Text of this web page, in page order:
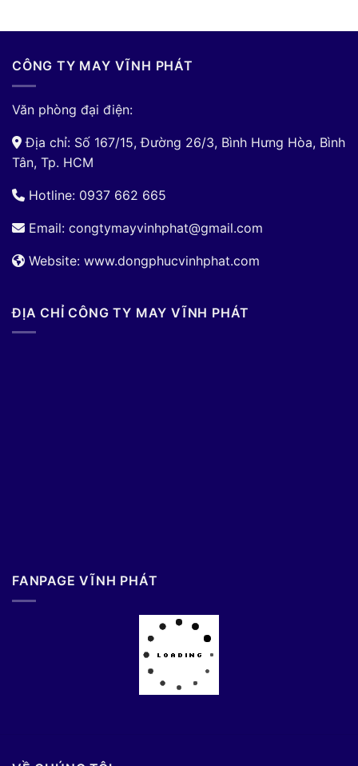
CÔNG TY MAY VĨNH PHÁT
Văn phòng đại điện:
Địa chỉ: Số 167/15, Đường 26/3, Bình Hưng Hòa, Bình
Tân, Tp. HCM
Hotline: 0937 662 665
Email: congtymayvinhphat@gmail.com
Website: www.dongphucvinhphat.com
ĐỊA CHỈ CÔNG TY MAY VĨNH PHÁT
FANPAGE VĨNH PHÁT